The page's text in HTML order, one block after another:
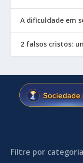
A dificuldade em
2 falsos cristos:
Filtre por